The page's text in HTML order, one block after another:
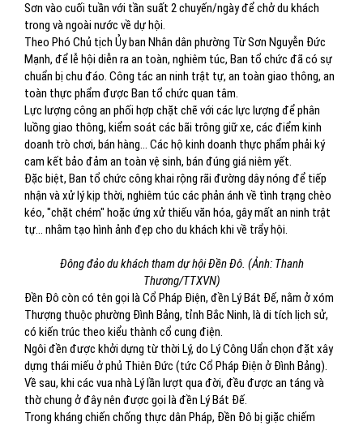
Sơn vào cuối tuần với tần suất 2 chuyến/ngày để chở du khách
trong và ngoài nước về dự hội.
Theo Phó Chủ tịch Ủy ban Nhân dân phường Từ Sơn Nguyễn Đức
Mạnh, để lễ hội diễn ra an toàn, nghiêm túc, Ban tổ chức đã có sự
chuẩn bị chu đáo. Công tác an ninh trật tự, an toàn giao thông, an
toàn thực phẩm được Ban tổ chức quan tâm.
Lực lượng công an phối hợp chặt chẽ với các lực lượng để phân
luồng giao thông, kiểm soát các bãi trông giữ xe, các điểm kinh
doanh trò chơi, bán hàng... Các hộ kinh doanh thực phẩm phải ký
cam kết bảo đảm an toàn vệ sinh, bán đúng giá niêm yết.
Đặc biệt, Ban tổ chức công khai rộng rãi đường dây nóng để tiếp
nhận và xử lý kịp thời, nghiêm túc các phản ánh về tình trạng chèo
kéo, "chặt chém" hoặc ứng xử thiếu văn hóa, gây mất an ninh trật
tự... nhằm tạo hình ảnh đẹp cho du khách khi về trẩy hội.
Đông đảo du khách tham dự hội Đền Đô. (Ảnh: Thanh
Thương/TTXVN)
Đền Đô còn có tên gọi là Cổ Pháp Điện, đền Lý Bát Đế, nằm ở xóm
Thượng thuộc phường Đình Bảng, tỉnh Bắc Ninh, là di tích lịch sử,
có kiến trúc theo kiểu thành cổ cung điện.
Ngôi đền được khởi dựng từ thời Lý, do Lý Công Uẩn chọn đặt xây
dựng thái miếu ở phủ Thiên Đức (tức Cổ Pháp Điện ở Đình Bảng).
Về sau, khi các vua nhà Lý lần lượt qua đời, đều được an táng và
thờ chung ở đây nên được gọi là đền Lý Bát Đế.
Trong kháng chiến chống thực dân Pháp, Đền Đô bị giặc chiếm